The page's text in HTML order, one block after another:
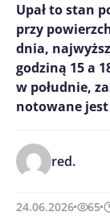
Upał to stan
przy
dnia,
godziną 15 a
w południe,
notowane jest
red.
24.06.2026 65